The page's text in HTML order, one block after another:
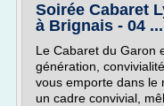
Soirée Cabaret
à Brignais - 04 ...
Le Cabaret du Garon
génération,
vous emporte dans le
un cadre convivial,